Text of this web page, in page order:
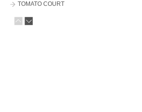
TOMATO COURT
マルヤマテラスコート